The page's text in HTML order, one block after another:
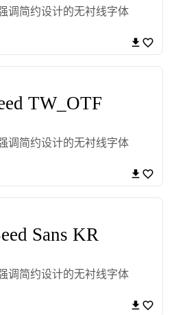
调简约设计的无衬线字体
TW_OTF
调简约设计的无衬线字体
Sans KR
调简约设计的无衬线字体